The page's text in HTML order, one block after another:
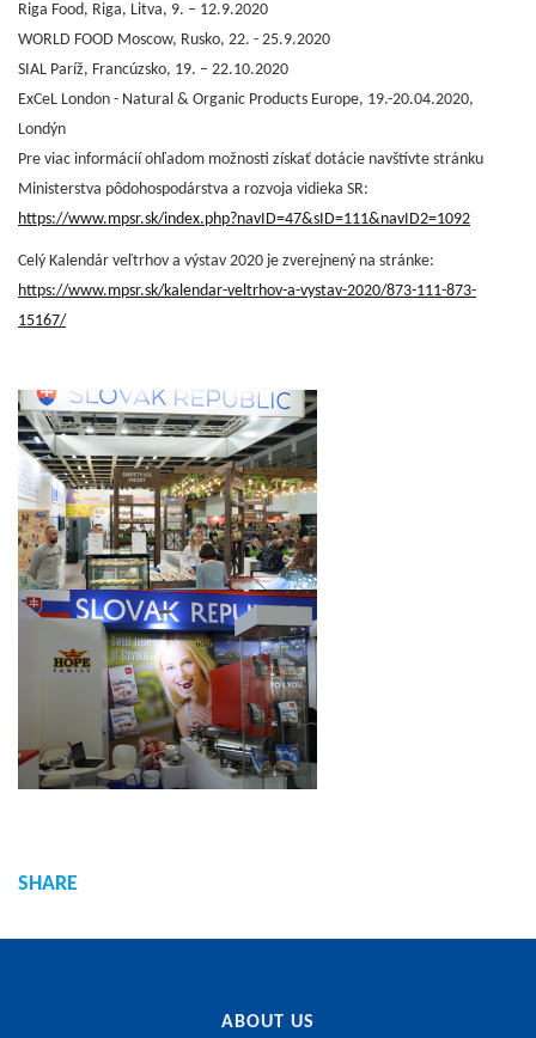
Riga Food, Riga, Litva, 9. – 12.9.2020
WORLD FOOD Moscow, Rusko, 22. - 25.9.2020
SIAL Paríž, Francúzsko, 19. – 22.10.2020
ExCeL London - Natural & Organic Products Europe, 19.-20.04.2020,
Londýn
Pre viac informácií ohľadom možnosti získať dotácie navštívte stránku
Ministerstva pôdohospodárstva a rozvoja vidieka SR:
https://www.mpsr.sk/index.php?navID=47&sID=111&navID2=1092
Celý Kalendár veľtrhov a výstav 2020 je zverejnený na stránke:
https://www.mpsr.sk/kalendar-veltrhov-a-vystav-2020/873-111-873-
15167/
SHARE
ABOUT US